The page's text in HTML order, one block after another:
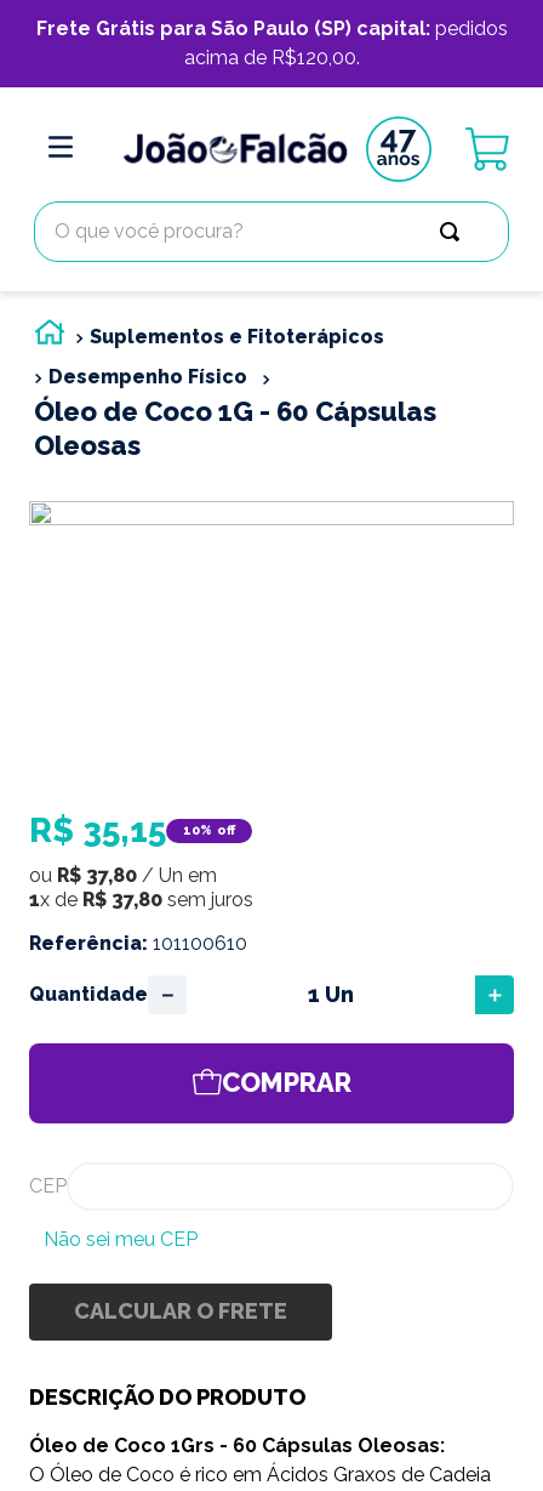
Frete Grátis para São Paulo (SP) capital:pedidos
acima de R$120,00.
O que você procura?
Suplementos e Fitoterápicos
Desempenho Físico
Óleo de Coco 1G - 60 Cápsulas
Oleosas
R$ 35,15 10% off
ou R$ 37,80 / Un em
1x de R$ 37,80 sem juros
Referência: 101100610
Quantidade ＋
－
COMPRAR
CEP
Não sei meu CEP
CALCULAR O FRETE
DESCRIÇÃO DO PRODUTO
Óleo de Coco 1Grs - 60 Cápsulas Oleosas:
O Óleo de Coco é rico em Ácidos Graxos de Cadeia